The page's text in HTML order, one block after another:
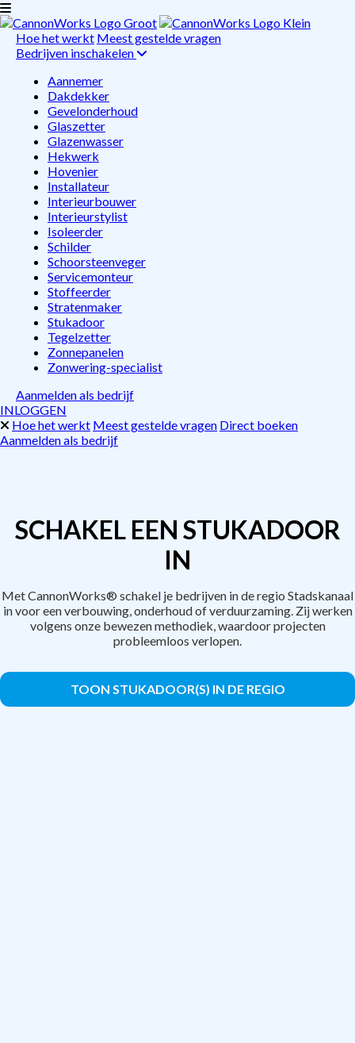
Hoe het werkt Meest gestelde vragen
Bedrijven inschakelen
Aannemer
Dakdekker
Gevelonderhoud
Glaszetter
Glazenwasser
Hekwerk
Hovenier
Installateur
Interieurbouwer
Interieurstylist
Isoleerder
Schilder
Schoorsteenveger
Servicemonteur
Stoffeerder
Stratenmaker
Stukadoor
Tegelzetter
Zonnepanelen
Zonwering-specialist
Aanmelden als bedrijf
INLOGGEN
Hoe het werkt Meest gestelde vragen Direct boeken
Aanmelden als bedrijf
SCHAKEL EEN STUKADOOR
IN
Met CannonWorks® schakel je bedrijven in de regio Stadskanaal
in voor een verbouwing, onderhoud of verduurzaming. Zij werken
volgens onze bewezen methodiek, waardoor projecten
probleemloos verlopen.
TOON STUKADOOR(S) IN DE REGIO